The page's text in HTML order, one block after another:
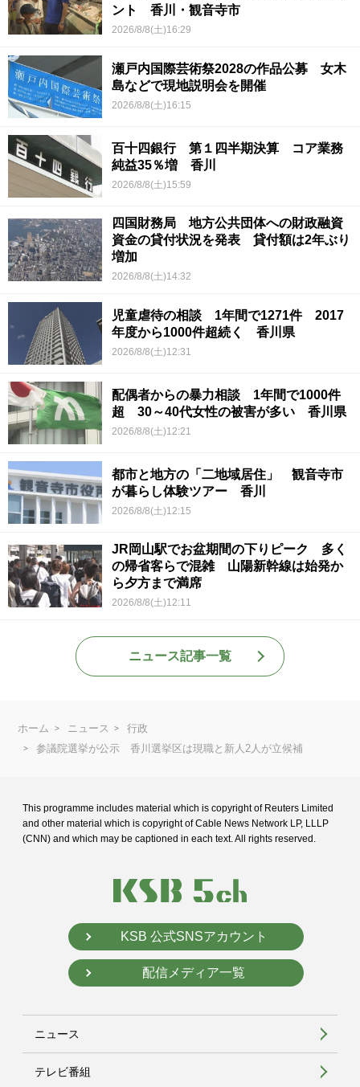
ント 香川・観音寺市
2026/8/8(土)16:29
瀬戸内国際芸術祭2028の作品公募 女木
島などで現地説明会を開催
2026/8/8(土)16:15
百十四銀行 第１四半期決算 コア業務
純益35％増 香川
2026/8/8(土)15:59
四国財務局 地方公共団体への財政融資
資金の貸付状況を発表 貸付額は2年ぶり
増加
2026/8/8(土)14:32
児童虐待の相談 1年間で1271件 2017
年度から1000件超続く 香川県
2026/8/8(土)12:31
配偶者からの暴力相談 1年間で1000件
超 30～40代女性の被害が多い 香川県
2026/8/8(土)12:21
都市と地方の「二地域居住」 観音寺市
が暮らし体験ツアー 香川
2026/8/8(土)12:15
JR岡山駅でお盆期間の下りピーク 多く
の帰省客らで混雑 山陽新幹線は始発か
ら夕方まで満席
2026/8/8(土)12:11
ニュース記事一覧
ホーム ニュース
行政
参議院選挙が公示 香川選挙区は現職と新人2人が立候補
This programme includes material which is copyright of Reuters Limited
and other material which is copyright of Cable News Network LP, LLLP
(CNN) and which may be captioned in each text. All rights reserved.
KSB 公式SNSアカウント
配信メディア一覧
ニュース
テレビ番組